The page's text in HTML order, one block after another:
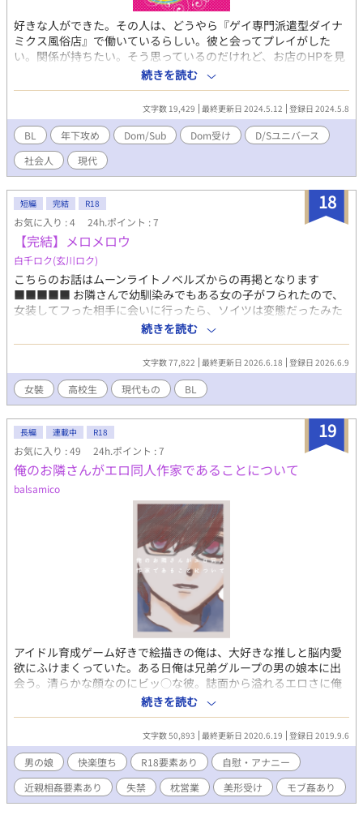
好きな人ができた。その人は、どうやら『ゲイ専門派遣型ダイナ
ミクス風俗店』で働いているらしい。彼と会ってプレイがした
い。関係が持ちたい。そう思っているのだけれど、お店のHPを見
ても彼の情報が全然ない。彼は確かにそのお店のキャストのはず
なのに。 彼に会うために、今日も風俗店のHPをチェックする。
その様子を見ていた職場の後輩が、強引にホテルに誘ってき
て…… 【腹黒Sub(年下)】×【ヘタレDom(年上)】 2024/3/10
J.GARDEN55の隣接サークル企画『隣。のBL』で無料配布した内
容の加筆版になっています。
続きを読む
文字数 19,429 最終更新日 2024.5.12 登録日 2024.5.8
BL 年下攻め Dom/Sub Dom受け
D/Sユニバース
社会人
現代
18
短編 完結 R18
お気に入り : 4 24h.ポイント : 7
【完結】メロメロウ
白千ロク(玄川ロク)
こちらのお話はムーンライトノベルズからの再掲となります
■■■■■ お隣さんで幼馴染みでもある女の子がフられたので、
女装してフった相手に会いに行ったら、ソイツは変態だったみた
いな噺。 男の子(生徒会長)×女装少年(ちょっとおバカの子) 女の
子もいっぱい出てくるので、女子注意でもある。 【 ご注意 】 ！
本編5話、小話4話、番外編1話の全10話 (こちらでは 2026.06.09
20:00 〜 2026.06.18 20:00 に1話ずつ予約投稿済みです) 【 備考
】 ムーンライトノベルズ
https://novel18.syosetu.com/n9364bh/ アルファポリス(ここ)
https://www.alphapolis.co.jp/novel/254189682/35061465 に掲
載しています
続きを読む
文字数 77,822 最終更新日 2026.6.18 登録日 2026.6.9
女裝 高校生 現代もの BL
19
長編 連載中 R18
お気に入り : 49 24h.ポイント : 7
俺のお隣さんがエロ同人作家であることについて
balsamico
アイドル育成ゲーム好きで絵描きの俺は、大好きな推しと脳内愛
欲にふけまくっていた。ある日俺は兄弟グループの男の娘本に出
会う。清らかな顔なのにビッ○な彼。誌面から溢れるエロさに俺
は女好きのはずなのに彼に夢中になった。来る日も来る日も彼の
妄想ネタを考える日々。 アイドルオタの主人公が男の娘に目覚
め、自らアナル開発をするなど快楽落ちしていきます。妄想の二
次元、三次元を往き来します。 性描写多め。妄想の中で男女間も
あります。ご注意ください。しちょり、ジョウタロは受け固定。
不定期更新。更新がかなり遅いと思うのでお許しください。……
妄想の産物です。 表紙は「かんたん表紙メーカー」さんを利用さ
せて頂きました。
続きを読む
文字数 50,893 最終更新日 2020.6.19 登録日 2019.9.6
男の娘 快楽堕ち R18要素あり
自慰・アナニー
近親相姦要素あり
失禁 枕営業 美形受け モブ姦あり